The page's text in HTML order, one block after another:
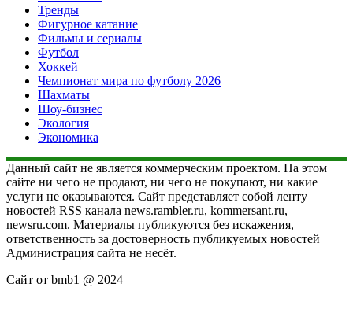
Тренды
Фигурное катание
Фильмы и сериалы
Футбол
Хоккей
Чемпионат мира по футболу 2026
Шахматы
Шоу-бизнес
Экология
Экономика
Данный сайт не является коммерческим проектом. На этом
сайте ни чего не продают, ни чего не покупают, ни какие
услуги не оказываются. Сайт представляет собой ленту
новостей RSS канала news.rambler.ru, kommersant.ru,
newsru.com. Материалы публикуются без искажения,
ответственность за достоверность публикуемых новостей
Администрация сайта не несёт.
Сайт от bmb1 @ 2024